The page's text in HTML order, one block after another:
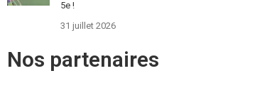
5e !
31 juillet 2026
Nos partenaires